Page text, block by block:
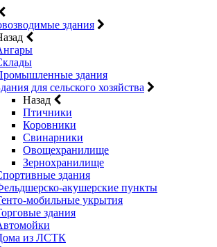
здания
здания
для сельского хозяйства
Назад
Птичники
Коровники
Свинарники
Овощехранилище
Зернохранилище
здания
акушерские пункты
мобильные укрытия
здания
из ЛСТК